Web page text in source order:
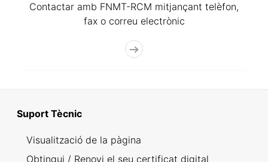
Contactar amb FNMT-RCM mitjançant telèfon,
fax o correu electrònic
Suport Tècnic
Visualització de la pàgina
Obtingui / Renovi el seu certificat digital